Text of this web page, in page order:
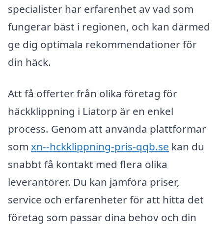
specialister har erfarenhet av vad som
fungerar bäst i regionen, och kan därmed
ge dig optimala rekommendationer för
din häck.
Att få offerter från olika företag för
häckklippning i Liatorp är en enkel
process. Genom att använda plattformar
som xn--hckklippning-pris-qqb.se kan du
snabbt få kontakt med flera olika
leverantörer. Du kan jämföra priser,
service och erfarenheter för att hitta det
företag som passar dina behov och din